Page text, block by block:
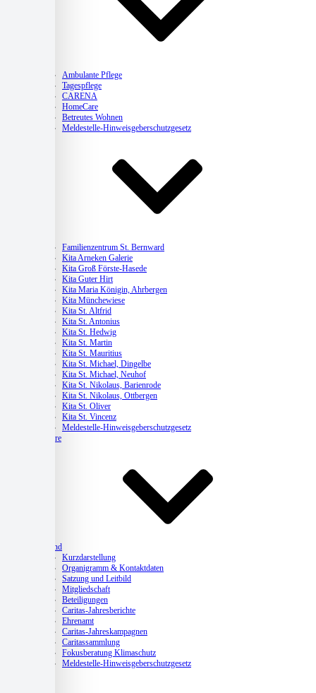
Ambulante Pflege
Tagespflege
CARENA
HomeCare
Betreutes Wohnen
Meldestelle-Hinweisgeberschutzgesetz
Familienzentrum St. Bernward
Kita Arneken Galerie
Kita Groß Förste-Hasede
Kita Guter Hirt
Kita Maria Königin, Ahrbergen
Kita Münchewiese
Kita St. Altfrid
Kita St. Antonius
Kita St. Hedwig
Kita St. Martin
Kita St. Mauritius
Kita St. Michael, Dingelbe
Kita St. Michael, Neuhof
Kita St. Nikolaus, Barienrode
Kita St. Nikolaus, Ottbergen
Kita St. Oliver
Kita St. Vincenz
Meldestelle-Hinweisgeberschutzgesetz
Karriere
Verband
Kurzdarstellung
Organigramm & Kontaktdaten
Satzung und Leitbild
Mitgliedschaft
Beteiligungen
Caritas-Jahresberichte
Ehrenamt
Caritas-Jahreskampagnen
Caritassammlung
Fokusberatung Klimaschutz
Meldestelle-Hinweisgeberschutzgesetz